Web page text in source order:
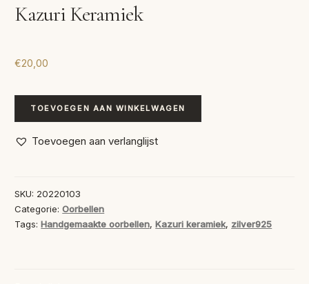
Kazuri Keramiek
€20,00
Kazuri
Keramiek
aantal
TOEVOEGEN AAN WINKELWAGEN
Toevoegen aan verlanglijst
SKU: 20220103
Categorie:Oorbellen
Tags:Handgemaakte oorbellen,Kazuri keramiek, zilver925